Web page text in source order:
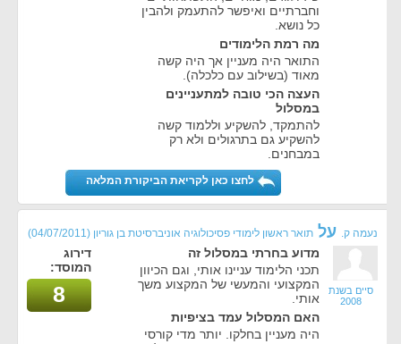
וחברתיים ואיפשר להתעמק ולהבין
כל נושא.
מה רמת הלימודים
התואר היה מעניין אך היה קשה
מאוד (בשילוב עם כלכלה).
העצה הכי טובה למתעניינים
במסלול
להתמקד, להשקיע וללמוד קשה
להשקיע גם בתרגולים ולא רק
במבחנים.
לחצו כאן לקריאת הביקורת המלאה
נעמה ק. על תואר ראשון לימודי פסיכולוגיה אוניברסיטת בן גוריון (04/07/2011)
סיים בשנת
2008
מדוע בחרתי במסלול זה
תכני הלימוד עניינו אותי, וגם הכיוון
המקצועי והמעשי של המקצוע משך
אותי.
האם המסלול עמד בציפיות
היה מעניין בחלקו. יותר מדי קורסי
דירוג
המוסד:
8